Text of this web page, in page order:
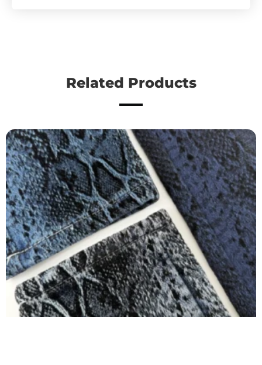
Related Products